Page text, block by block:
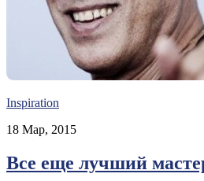
Inspiration
18 Мар, 2015
Все еще лучший